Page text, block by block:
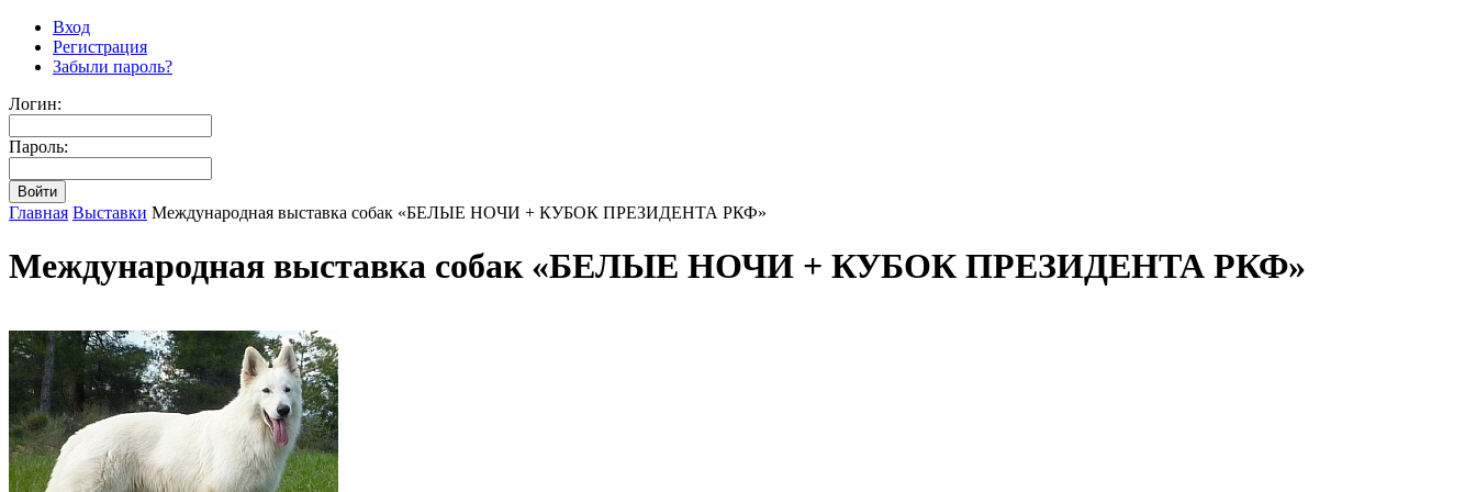
Вход
Регистрация
Забыли пароль?
Логин:
Пароль:
Главная Выставки Международная выставка собак «БЕЛЫЕ НОЧИ + КУБОК ПРЕЗИДЕНТА РКФ»
Международная выставка собак «БЕЛЫЕ НОЧИ + КУБОК ПРЕЗИДЕНТА РКФ»